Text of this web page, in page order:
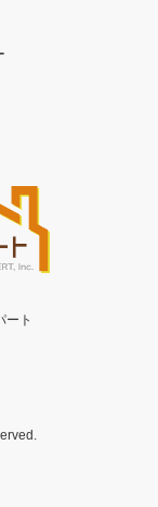
ート